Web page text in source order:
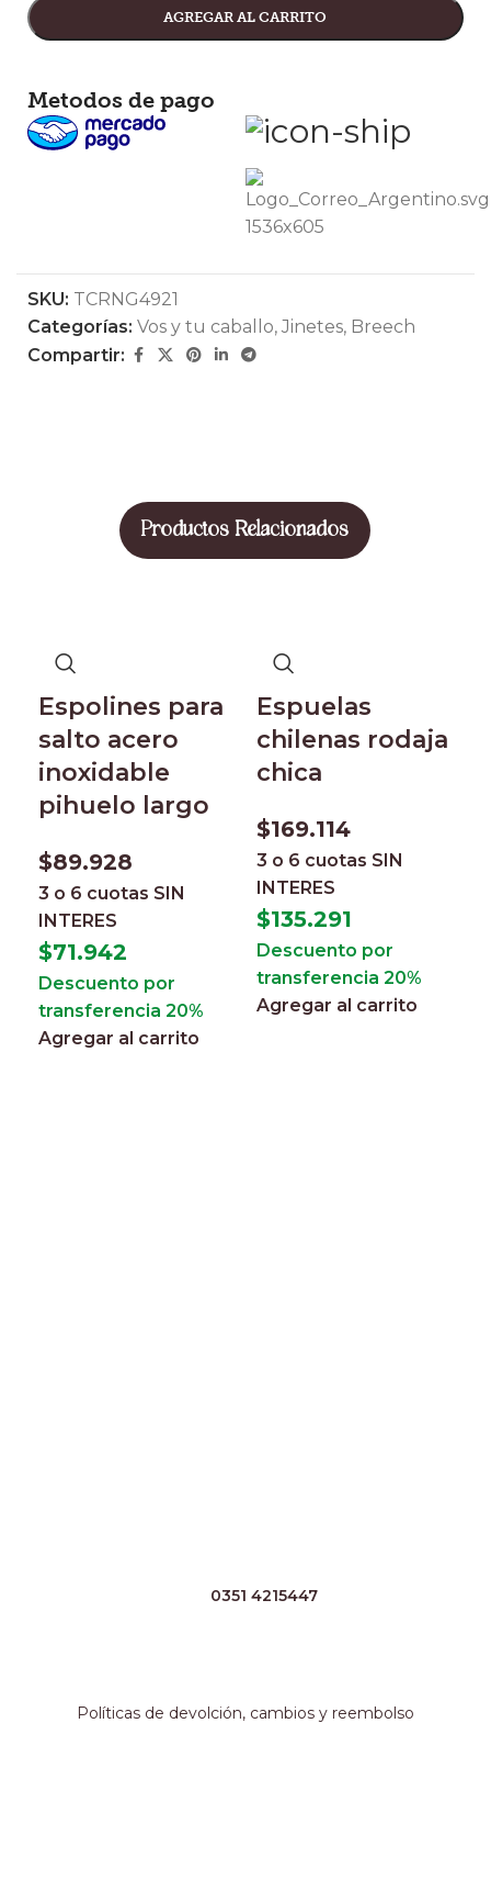
AGREGAR AL CARRITO
Metodos de pago
SKU: TCRNG4921
Categorías: Vos y tu caballo, Jinetes, Breech
Compartir:
Productos Relacionados
Espolines para
salto acero
inoxidable
pihuelo largo
$89.928
3 o 6 cuotas SIN
INTERES
$71.942
Descuento por
transferencia 20%
Agregar al carrito
Espuelas
chilenas rodaja
chica
$169.114
3 o 6 cuotas SIN
INTERES
$135.291
Descuento por
transferencia 20%
Agregar al carrito
0351 4215447
Políticas de devolción, cambios y reembolso